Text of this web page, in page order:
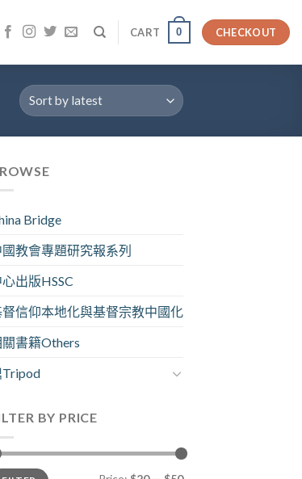
CART 0 CHECKOUT
Bridge
國教會專題研究報系列
出版HSSC
信仰本地化與基督宗教中國化
書籍Others
Tripod
BY PRICE